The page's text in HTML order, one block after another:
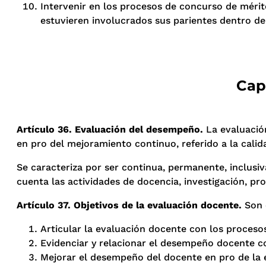
Intervenir en los procesos de concurso de
estuvieren involucrados sus parientes dentro
Artículo 36. Evaluación del desempeño. La
en pro del mejoramiento continuo, referido a la
Se caracteriza por ser continua, permanente,
cuenta las actividades de docencia, investigación,
Artículo 37. Objetivos de la evaluación docente. Son
Articular la evaluación docente con los
Evidenciar y relacionar el desempeño docente
Mejorar el desempeño del docente en pro de